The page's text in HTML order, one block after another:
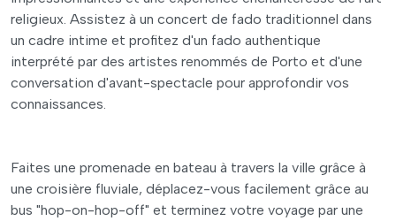
religieux. Assistez à un concert de fado traditionnel dans
un cadre intime et profitez d'un fado authentique
interprété par des artistes renommés de Porto et d'une
conversation d'avant-spectacle pour approfondir vos
connaissances.
Faites une promenade en bateau à travers la ville grâce à
une croisière fluviale, déplacez-vous facilement grâce au
bus "hop-on-hop-off" et terminez votre voyage par une